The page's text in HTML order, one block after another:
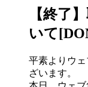
【終了
いて
平素よりウ
ざいます。